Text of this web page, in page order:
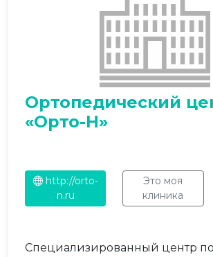
Ортопедический
«Орто-Н»
http://orto-
n.ru
Это моя
клиника
Специализированный центр по